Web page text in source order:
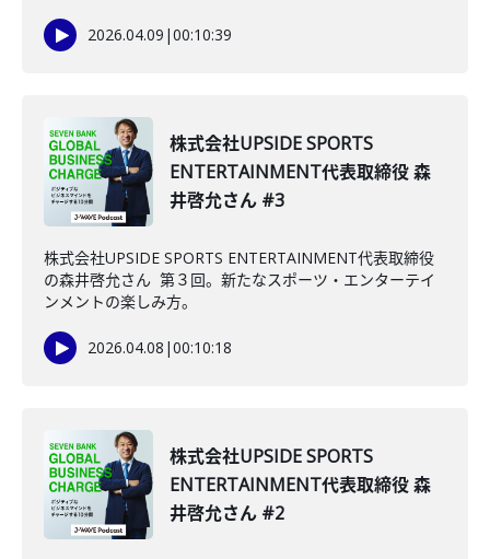
2026.04.09 |00:10:39
株式会社UPSIDE SPORTS
ENTERTAINMENT代表取締役 森
井啓允さん #3
株式会社UPSIDE SPORTS ENTERTAINMENT代表取締役
の森井啓允さん 第３回。新たなスポーツ・エンターテイ
ンメントの楽しみ方。
2026.04.08 |00:10:18
株式会社UPSIDE SPORTS
ENTERTAINMENT代表取締役 森
井啓允さん #2